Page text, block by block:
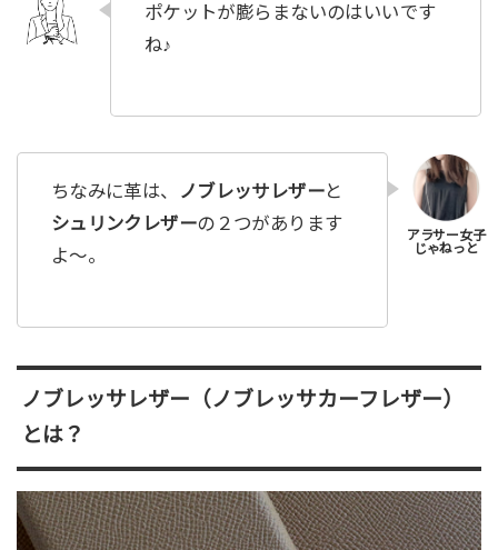
ポケットが膨らまないのはいいです
ね♪
ちなみに革は、 ノブレッサレザーと
シュリンクレザーの２つがあります
よ〜。
ノブレッサレザー（ノブレッサカーフレザー）
とは？